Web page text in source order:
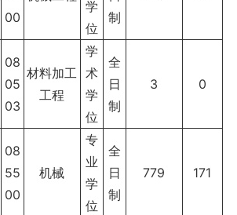
00
学
位
制
08
05
03
材料加工
工程
学
术
学
位
全
日
制
3 0
08
55
00
机械
专
业
学
位
全
日
制
779 171